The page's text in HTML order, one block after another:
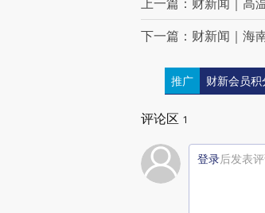
上一篇：财新闻｜高
下一篇：财新闻｜海
推广 财新会员积
评论区 1
登录后发表